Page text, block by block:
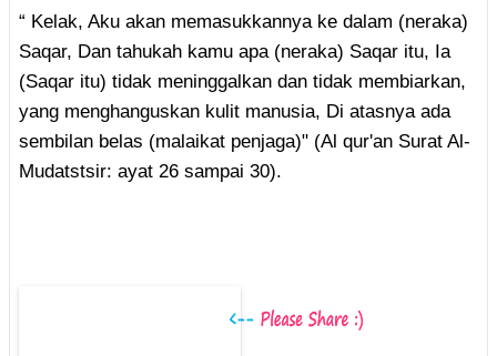
“ Kelak, Aku akan memasukkannya ke dalam (neraka)
Saqar, Dan tahukah kamu apa (neraka) Saqar itu, Ia
(Saqar itu) tidak meninggalkan dan tidak membiarkan,
yang menghanguskan kulit manusia, Di atasnya ada
sembilan belas (malaikat penjaga)" (Al qur'an Surat Al-
Mudatstsir: ayat 26 sampai 30).